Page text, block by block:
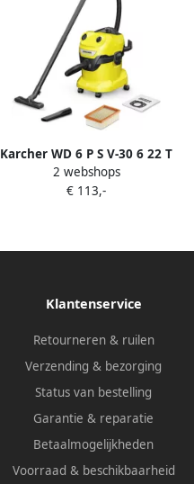
Karcher WD 6 P S V-30 6 22 T
+ DDC Nat- en
droogstofzuiger 1.628-382.0
2 webshops
€ 113,-
Klantenservice
Retourneren & ruilen
Verzending & bezorging
Status van bestelling
Garantie & reparatie
Betaalmogelijkheden
Voorraad & beschikbaarheid